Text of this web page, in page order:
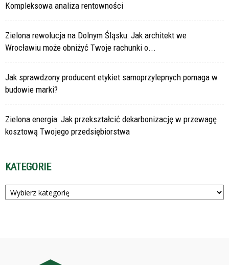
Kompleksowa analiza rentowności
Zielona rewolucja na Dolnym Śląsku: Jak architekt we
Wrocławiu może obniżyć Twoje rachunki o...
Jak sprawdzony producent etykiet samoprzylepnych pomaga w
budowie marki?
Zielona energia: Jak przekształcić dekarbonizację w przewagę
kosztową Twojego przedsiębiorstwa
KATEGORIE
Kategorie